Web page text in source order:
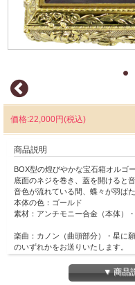
価格:22,000円(税込)
商品説明
BOX型の煌びやかな宝石箱オルゴー
底面のネジを巻き、蓋を開けると
音色が流れている間、蝶々が羽ばた
本体の色：ゴールド
素材：アンチモニー合金（本体）・
楽曲：カノン（曲頭部分）・星に
のいずれかをお送りいたします。
上記楽曲は予告なく変更となる場
予めご了承下さい。
▼ 商品